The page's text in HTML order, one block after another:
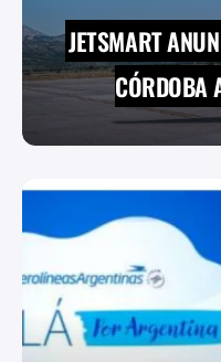
JETSMART
CÓRDOBA